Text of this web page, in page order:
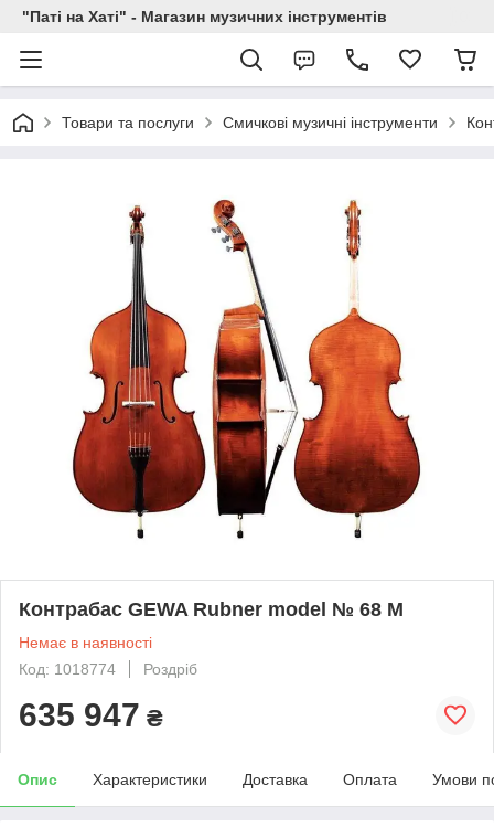
"Паті на Хаті" - Магазин музичних інструментів
Товари та послуги Смичкові музичні інструменти
Контрабас GEWA Rubner model № 68 М
Немає в наявності
Код: 1018774
Роздріб
635 947 ₴
Опис Характеристики Доставка Оплата Умови